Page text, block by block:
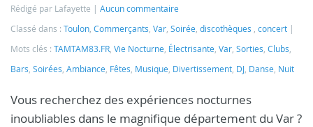
Rédigé par Lafayette
Aucun commentaire
Classé dans : Toulon, Commerçants, Var, Soirée, discothèques , concert
Mots clés : TAMTAM83.FR, Vie Nocturne, Électrisante, Var, Sorties, Clubs,
Bars, Soirées, Ambiance, Fêtes, Musique, Divertissement, DJ, Danse, Nuit
Vous recherchez des expériences nocturnes
inoubliables dans le magnifique département du Var ?